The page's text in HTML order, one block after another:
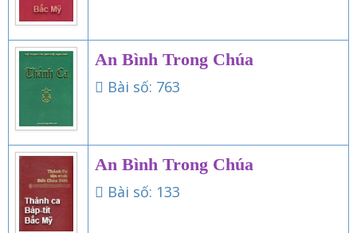
An Bình Trong Chúa
Bài số: 763
An Bình Trong Chúa
Bài số: 133